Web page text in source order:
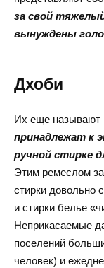
за свой
вынуждены
Дхоби
Их еще называют
принадлежат к
ручной стирке
Этим ремеслом
стирки довольно
и стирки белье
Неприкасаемые
поселений
человек) и